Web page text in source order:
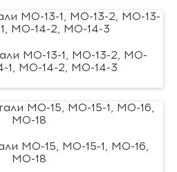
М0-13-1, М0-13-2, М0-
1, М0-14-2, М0-14-3
М0-15, М0-15-1, М0-16,
М0-18